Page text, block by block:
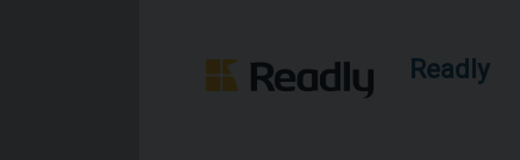
Readly